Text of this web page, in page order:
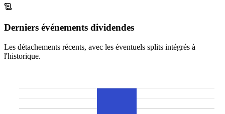
Derniers événements dividendes
Les détachements récents, avec les éventuels splits intégrés à
l'historique.